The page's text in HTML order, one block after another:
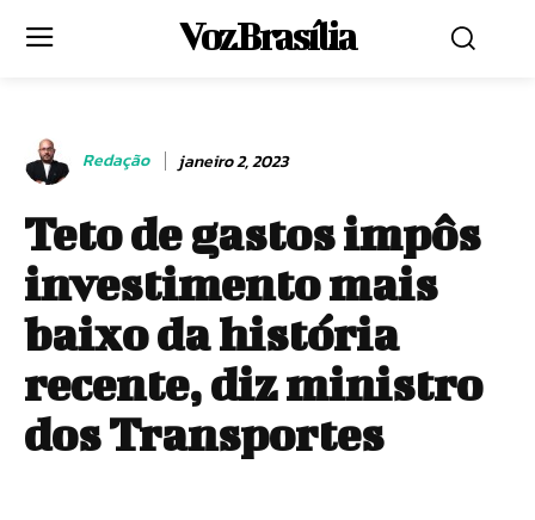
Voz Brasília
Redação janeiro 2, 2023
Teto de gastos impôs
investimento mais
baixo da história
recente, diz ministro
dos Transportes